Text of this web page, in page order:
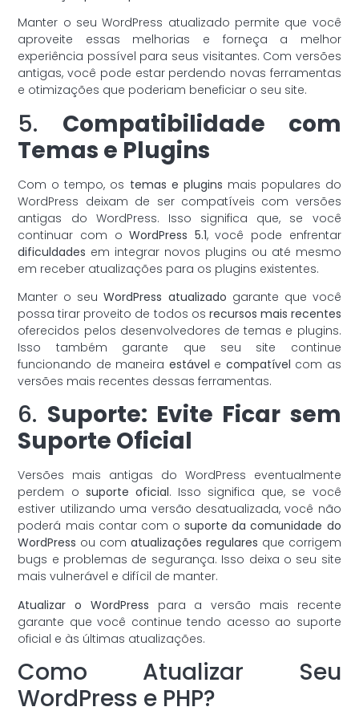
Manter o seu WordPress atualizado permite que você
aproveite essas melhorias e forneça a melhor
experiência possível para seus visitantes. Com versões
antigas, você pode estar perdendo novas ferramentas
e otimizações que poderiam beneficiar o seu site.
5. Compatibilidade com
Temas e Plugins
Com o tempo, os temas e plugins mais populares do
WordPress deixam de ser compatíveis com versões
antigas do WordPress. Isso significa que, se você
continuar com oWordPress 5.1, você pode enfrentar
dificuldades em integrar novos plugins ou até mesmo
em receber atualizações para os plugins existentes.
Manter o seuWordPress atualizado garante que você
possa tirar proveito de todos os recursos mais recentes
oferecidos pelos desenvolvedores de temas e plugins.
Isso também garante que seu site continue
funcionando de maneira estável e compatível com as
versões mais recentes dessas ferramentas.
6. Suporte: Evite Ficar sem
Suporte Oficial
Versões mais antigas do WordPress eventualmente
perdem o suporte oficial. Isso significa que, se você
estiver utilizando uma versão desatualizada, você não
poderá mais contar com osuporte da comunidade do
WordPress ou com atualizações regulares que corrigem
bugs e problemas de segurança. Isso deixa o seu site
mais vulnerável e difícil de manter.
Atualizar o WordPress para a versão mais recente
garante que você continue tendo acesso ao suporte
oficial e às últimas atualizações.
Como Atualizar Seu
WordPress e PHP?